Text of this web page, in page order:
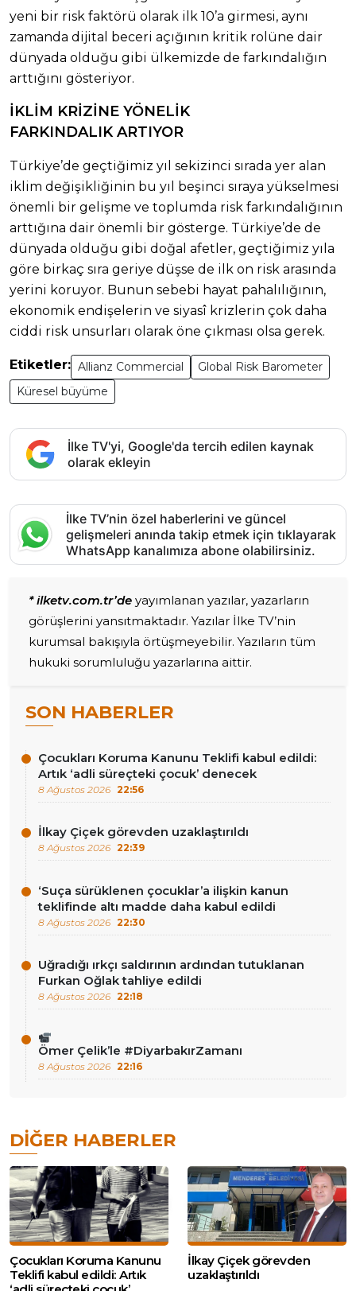
yeni bir risk faktörü olarak ilk 10’a girmesi, aynı
zamanda dijital beceri açığının kritik rolüne dair
dünyada olduğu gibi ülkemizde de farkındalığın
arttığını gösteriyor.
İKLİM KRİZİNE YÖNELİK
FARKINDALIK ARTIYOR
Türkiye’de geçtiğimiz yıl sekizinci sırada yer alan
iklim değişikliğinin bu yıl beşinci sıraya yükselmesi
önemli bir gelişme ve toplumda risk farkındalığının
arttığına dair önemli bir gösterge. Türkiye’de de
dünyada olduğu gibi doğal afetler, geçtiğimiz yıla
göre birkaç sıra geriye düşse de ilk on risk arasında
yerini koruyor. Bunun sebebi hayat pahalılığının,
ekonomik endişelerin ve siyasî krizlerin çok daha
ciddi risk unsurları olarak öne çıkması olsa gerek.
Etiketler: Allianz Commercial
Global Risk Barometer
Küresel büyüme
İlke TV'yi, Google'da tercih edilen kaynak
olarak ekleyin
İlke TV’nin özel haberlerini ve güncel
gelişmeleri anında takip etmek için tıklayarak
WhatsApp kanalımıza abone olabilirsiniz.
* ilketv.com.tr’de yayımlanan yazılar, yazarların
görüşlerini yansıtmaktadır. Yazılar İlke TV’nin
kurumsal bakışıyla örtüşmeyebilir. Yazıların tüm
hukuki sorumluluğu yazarlarına aittir.
SON HABERLER
Çocukları Koruma Kanunu Teklifi kabul edildi:
Artık ‘adli süreçteki çocuk’ denecek
8 Ağustos 2026 22:56
İlkay Çiçek görevden uzaklaştırıldı
8 Ağustos 2026 22:39
‘Suça sürüklenen çocuklar’a ilişkin kanun
teklifinde altı madde daha kabul edildi
8 Ağustos 2026 22:30
Uğradığı ırkçı saldırının ardından tutuklanan
Furkan Oğlak tahliye edildi
8 Ağustos 2026 22:18
Ömer Çelik’le #DiyarbakırZamanı
8 Ağustos 2026 22:16
DIĞER HABERLER
Çocukları Koruma Kanunu
Teklifi kabul edildi: Artık
İlkay Çiçek görevden
uzaklaştırıldı